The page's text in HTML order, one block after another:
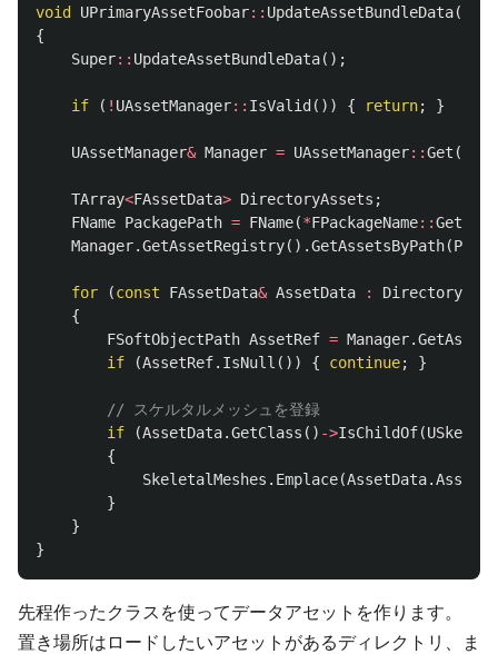
void UPrimaryAssetFoobar:: UpdateAssetBundleData()
{
Super:: UpdateAssetBundleData();
if ( ! UAssetManager:: IsValid ()) { return; }
UAssetManager& Manager = UAssetManager::Get ();
TArray<FAssetData> DirectoryAssets ;
FName PackagePath = FName(*FPackageName::
Manager.GetAssetRegistry().GetAssetsByPath(
for (const FAssetData& AssetData :
{
FSoftObjectPath AssetRef = Manager.
if
(AssetRef. IsNull ()) { continue; }
// スケルタルメッシュを登録
if
(AssetData.GetClass () ->IsChildOf(
{
SkeletalMeshes . Emplace(AssetData.
}
}
}
先程作ったクラスを使ってデータアセットを作ります。
置き場所はロードしたいアセットがあるディレクトリ、ま